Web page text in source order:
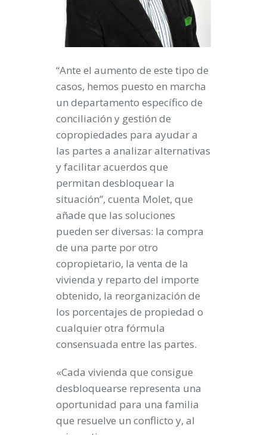
“Ante el aumento de este tipo de
casos, hemos puesto en marcha
un departamento específico de
conciliación y gestión de
copropiedades para ayudar a
las partes a analizar alternativas
y facilitar acuerdos que
permitan desbloquear la
situación”, cuenta Molet, que
añade que las soluciones
pueden ser diversas: la compra
de una parte por otro
copropietario, la venta de la
vivienda y reparto del importe
obtenido, la reorganización de
los porcentajes de propiedad o
cualquier otra fórmula
consensuada entre las partes.
«Cada vivienda que consigue
desbloquearse representa una
oportunidad para una familia
que resuelve un conflicto y, al